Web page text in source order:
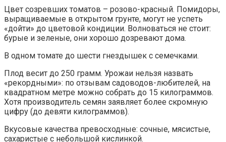
Цвет созревших томатов – розово-красный. Помидоры,
выращиваемые в открытом грунте, могут не успеть
«дойти» до цветовой кондиции. Волноваться не стоит:
бурые и зеленые, они хорошо дозревают дома.
В одном томате до шести гнездышек с семечками.
Плод весит до 250 грамм. Урожаи нельзя назвать
«рекордными»: по отзывам садоводов-любителей, на
квадратном метре можно собрать до 15 килограммов.
Хотя производитель семян заявляет более скромную
цифру (до девяти килограммов).
Вкусовые качества превосходные: сочные, мясистые,
сахаристые с небольшой кислинкой.